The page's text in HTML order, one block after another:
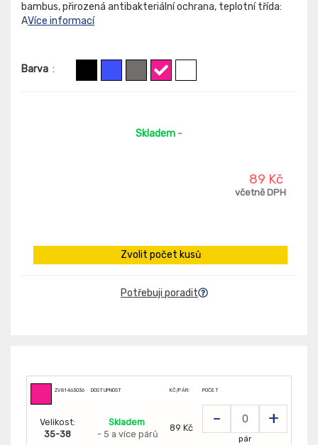
bambus, přirozená antibakteriální ochrana, teplotní třída:
AVíce informací
Barva :
Skladem -
89 Kč
včetně DPH
Zvolit počet kusů
Potřebuji poradit
ZV81463036 DOSTUPNOST KČ/PÁR: POČET
Velikost:
35-38
Skladem
- 5 a více párů
89 Kč - +
pár